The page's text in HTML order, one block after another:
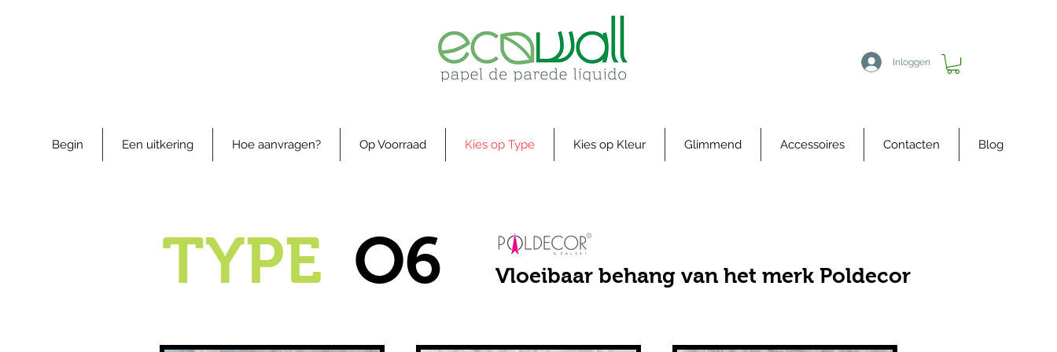
Inloggen
Begin Een uitkering Hoe aanvragen? Op Voorraad Kies op Type Kies op Kleur Glimmend Accessoires Contacten Blog
TYPE O6 Vloeibaar behang van het merk Poldecor